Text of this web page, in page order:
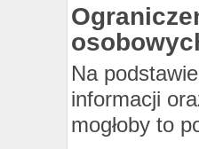
Na
informacji
mogłoby to